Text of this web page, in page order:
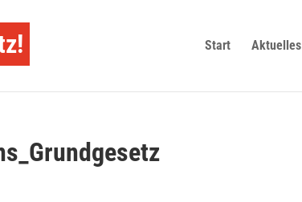
Start Aktuelles